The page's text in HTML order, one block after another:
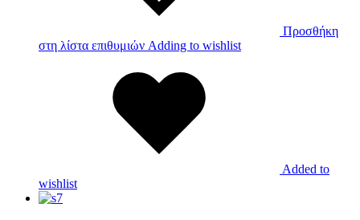
Προσθήκη
στη λίστα επιθυμιών Adding to wishlist
Added to
wishlist